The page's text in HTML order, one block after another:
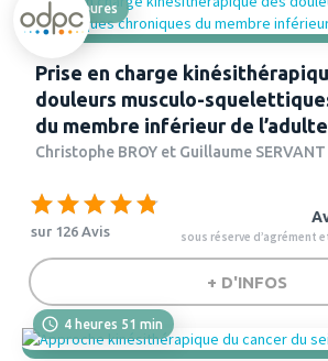
6 heures
Prise en charge
douleurs musculo-
du membre inférieur de
Christophe BROY et Guillaume SERVANT
sur 126 Avis
+ D'INFOS
4 heures 51 min